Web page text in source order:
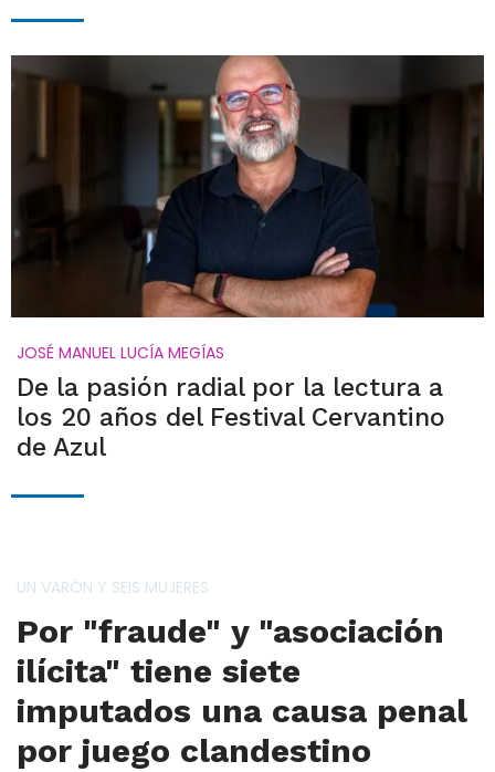
JOSÉ MANUEL LUCÍA MEGÍAS
De la pasión radial por la lectura a
los 20 años del Festival Cervantino
de Azul
UN VARÓN Y SEIS MUJERES
Por "fraude" y "asociación
ilícita" tiene siete
imputados una causa penal
por juego clandestino